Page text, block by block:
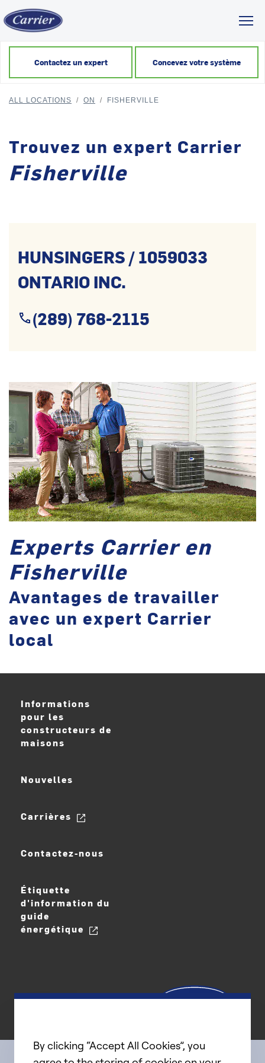
Contactez un expert Concevez votre système
ALL LOCATIONS / ON / FISHERVILLE
Trouvez un expert Carrier
Fisherville
HUNSINGERS / 1059033
ONTARIO INC.
(289) 768-2115
Experts Carrier en
Fisherville
Avantages de travailler
avec un expert Carrier
local
Informations
pour les
constructeurs de
maisons
Nouvelles
Carrières
Contactez-nous
Étiquette
d'information du
guide
énergétique
By clicking “Accept All Cookies”, you